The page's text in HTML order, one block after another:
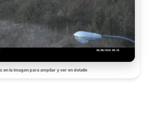
en la imagen para ampliar y ver en detalle